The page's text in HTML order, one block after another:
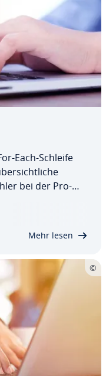
Each-Schleife
bei der Pro­
Mehr lesen